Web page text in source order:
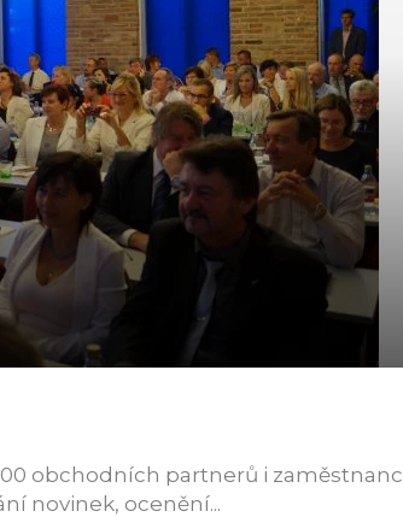
obchodních partnerů i
novinek, ocenění...